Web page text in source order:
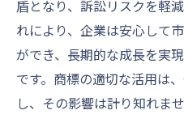
盾となり、訴訟リスクを軽
れにより、企業は安心して
ができ、長期的な成長を実
です。商標の適切な活用は
し、その影響は計り知れませ